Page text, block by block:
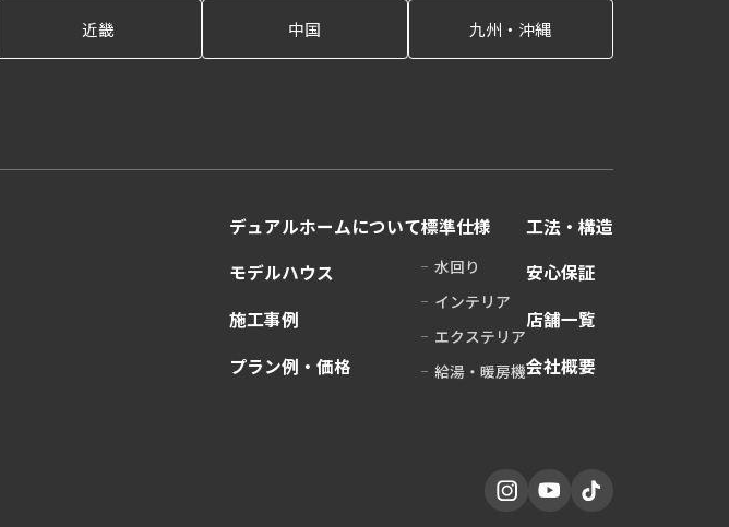
近畿 中国 九州・沖縄
デュアルホームについて
モデルハウス
施工事例
プラン例・価格
標準仕様
水回り
インテリア
エクステリア
給湯・暖房機
工法・構造
安心保証
店舗一覧
会社概要